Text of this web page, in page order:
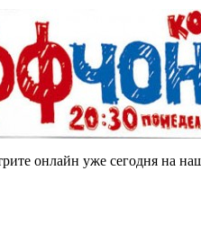
онлайн уже сегодня на